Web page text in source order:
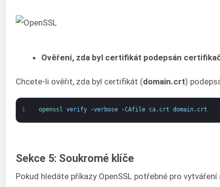
Ověření, zda byl certifikát podepsán
Chcete-li ověřit, zda byl certifikát (domain.crt)
1 openssl verify -verbose -CAfile ca. crt domain. crt
Sekce 5: Soukromé klíče
Pokud hledáte příkazy OpenSSL potřebné pro